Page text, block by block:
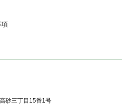
項
砂三丁目15番1号